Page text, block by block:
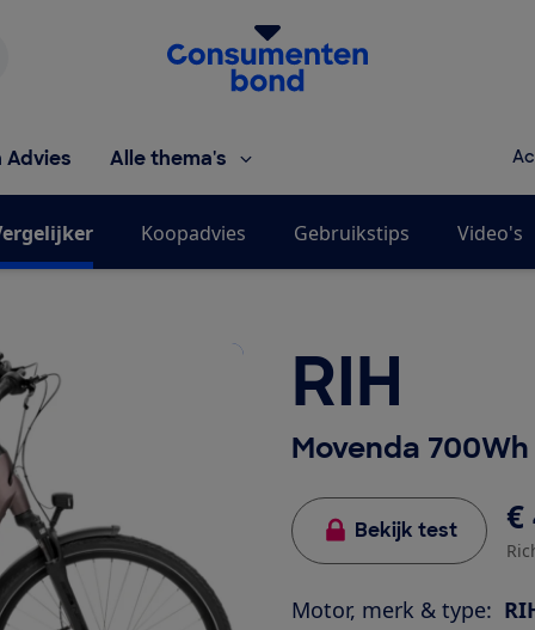
Homepage van de Consumentenbond
Advies Alle thema's
Koopadvies Gebruikstips Video's
RIH
Movenda 700Wh
Bekijk test €
Motor, merk & type: